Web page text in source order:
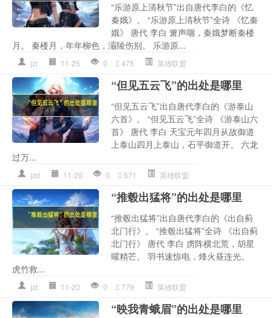
“乐游原上清秋节”出自唐代李白的《忆
秦娥》。 “乐游原上清秋节”全诗 《忆秦
娥》 唐代 李白 箫声咽，秦娥梦断秦楼
月。 秦楼月，年年柳色，灞陵伤别。 乐游原...
jzl 11-25 0 475 英雄联盟
“但见五云飞”的出处是哪里
“但见五云飞”出自唐代李白的《游泰山
六首》。 “但见五云飞”全诗 《游泰山六
首》 唐代 李白 天宝元年四月从故御道
上泰山四月上泰山，石平御道开。 六龙
过万...
jzd 11-20 0 571 英雄联盟
“推毂出猛将”的出处是哪里
“推毂出猛将”出自唐代李白的《出自蓟
北门行》。 “推毂出猛将”全诗 《出自蓟
北门行》 唐代 李白 虏阵横北荒，胡星
曜精芒。 羽书速惊电，烽火昼连光。
虎竹救...
jzt 11-20 0 779 英雄联盟
“映我青蛾眉”的出处是哪里